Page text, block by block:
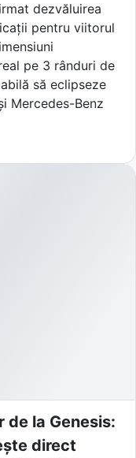
dezvăluirea
pentru viitorul
pe 3 rânduri de
să eclipseze
Mercedes-Benz
de la Genesis:
direct